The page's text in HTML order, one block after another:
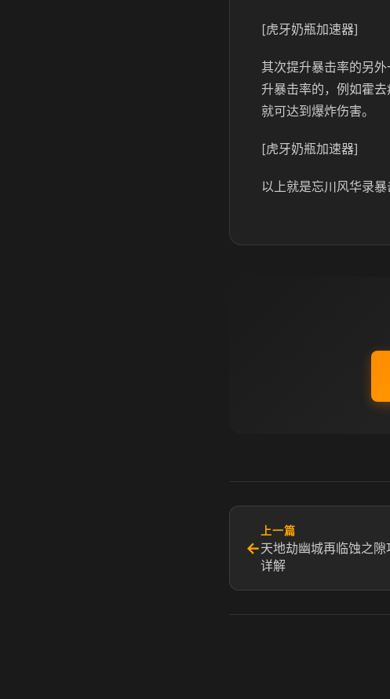
[虎牙奶瓶加速器]
其次提升暴击率的另
升暴击率的，例如霍
就可达到爆炸伤害。
[虎牙奶瓶加速器]
以上就是忘川风华录
←
上一篇
天地劫幽城再临蚀之
详解